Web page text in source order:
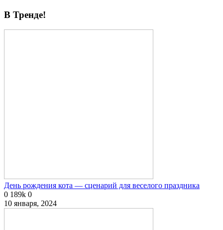
В Тренде!
День рождения кота — сценарий для веселого праздника
0 189k 0
10 января, 2024